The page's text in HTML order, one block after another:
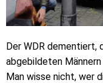
Der WDR dementiert,
abgebildeten
Man wisse nicht, wer